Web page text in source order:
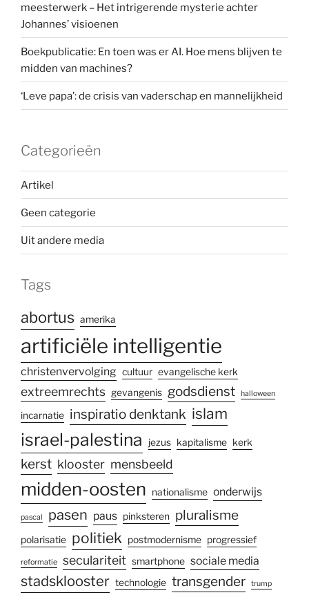
meesterwerk – Het intrigerende mysterie achter
Johannes’ visioenen
Boekpublicatie: En toen was er AI. Hoe mens blijven te
midden van machines?
‘Leve papa’: de crisis van vaderschap en mannelijkheid
Categorieën
Artikel
Geen categorie
Uit andere media
Tags
abortus amerika
artificiële intelligentie
christenvervolging cultuur evangelische kerk
extreemrechts gevangenis godsdienst halloween
incarnatie inspiratio denktank islam
israel-palestina jezus kapitalisme kerk
kerst klooster mensbeeld
midden-oosten nationalisme onderwijs
pascal pasen paus pinksteren pluralisme
polarisatie politiek postmodernisme progressief
reformatie seculariteit smartphone sociale media
stadsklooster technologie transgender trump